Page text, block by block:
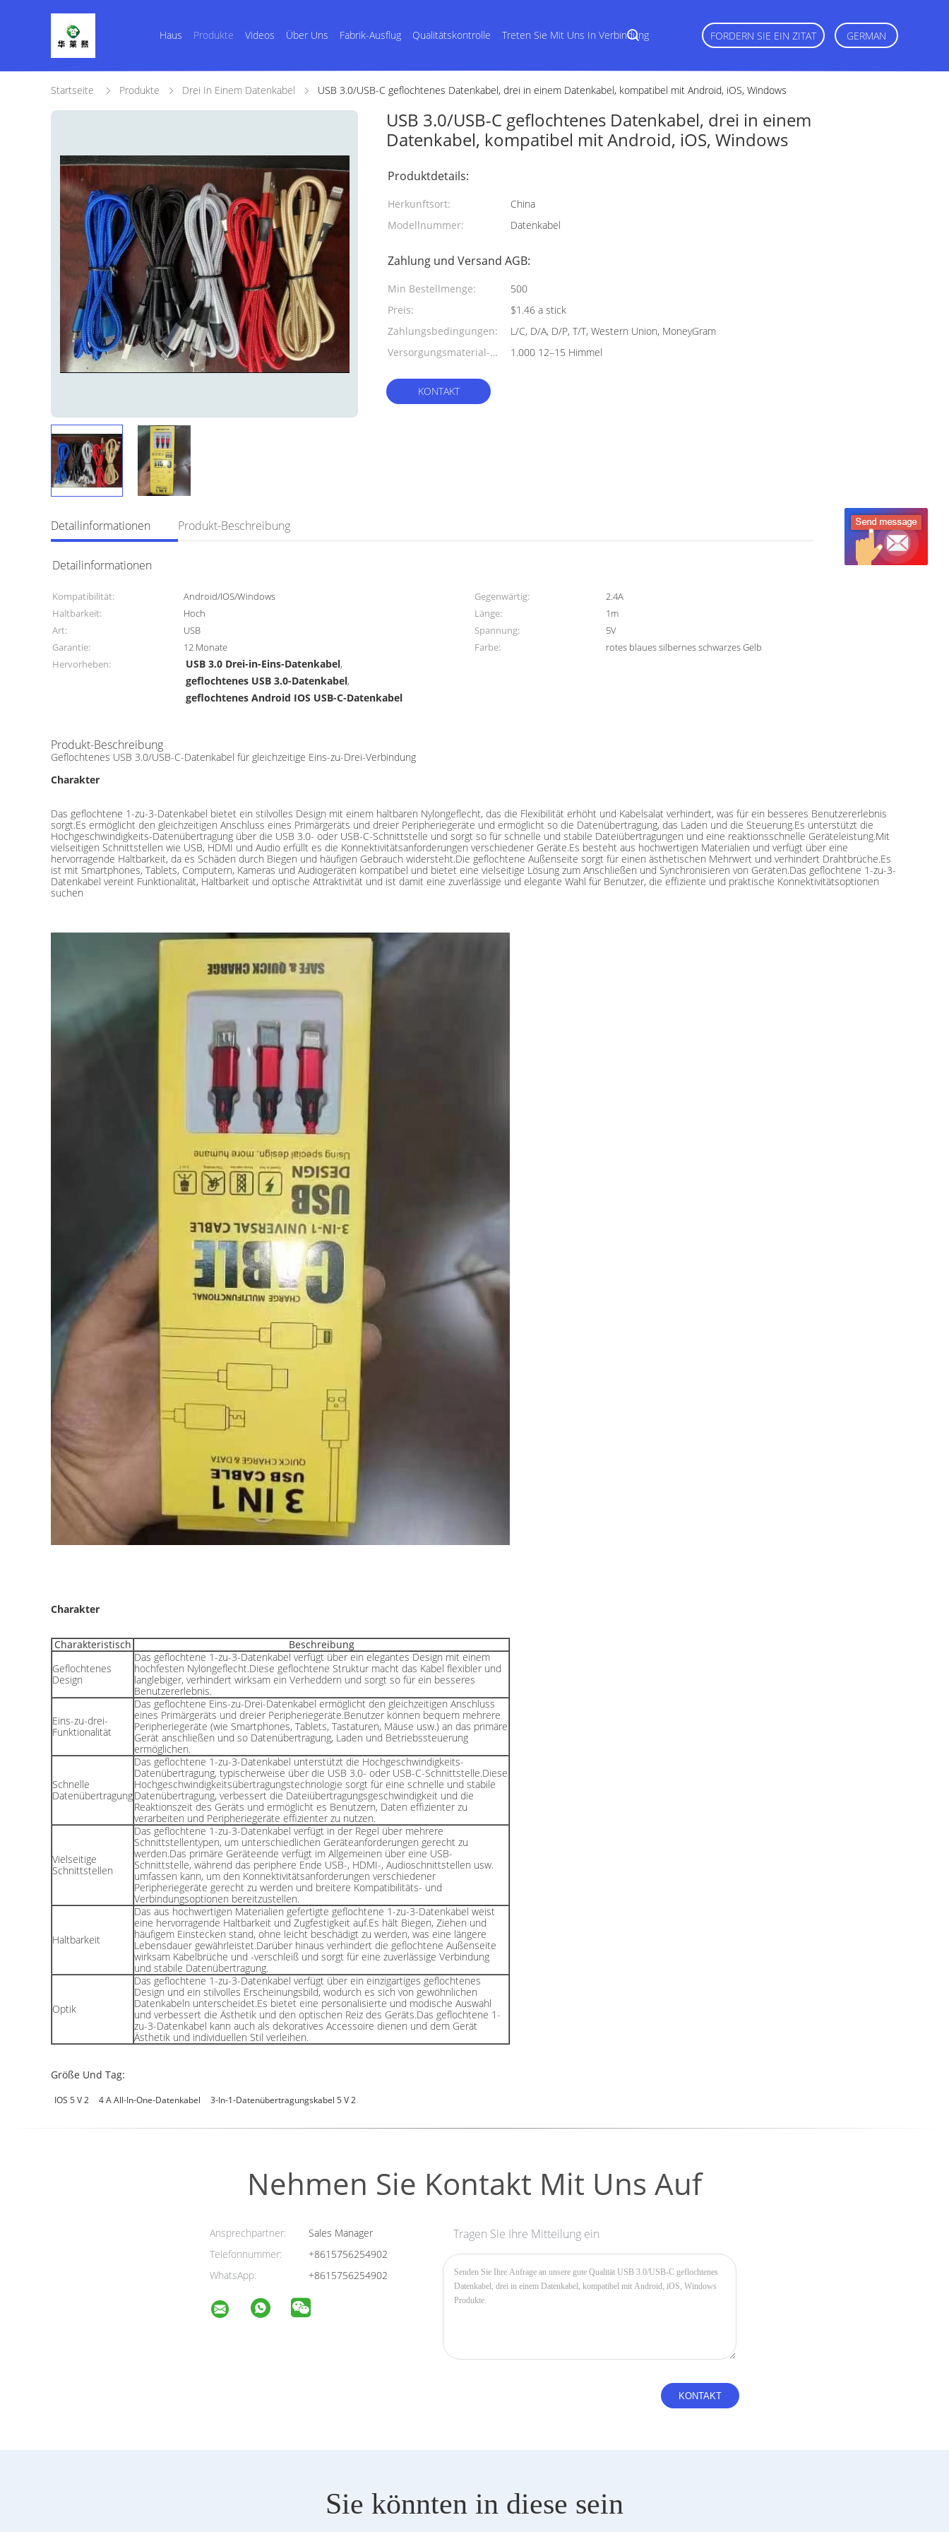
Haus Produkte Videos Über Uns Fabrik-Ausflug Qualitätskontrolle Treten Sie Mit Uns In Verbindung FORDERN SIE EIN ZITAT GERMAN
Startseite Produkte Drei In Einem Datenkabel USB 3.0/USB-C geflochtenes Datenkabel, drei in einem Datenkabel, kompatibel mit Android, iOS, Windows
USB 3.0/USB-C geflochtenes Datenkabel, drei in einem
Datenkabel, kompatibel mit Android, iOS, Windows
Produktdetails:
Herkunftsort:
China
Modellnummer:
Datenkabel
Zahlung und Versand AGB:
Min Bestellmenge:
500
Preis:
$1.46 a stick
Zahlungsbedingungen:
L/C, D/A, D/P, T/T, Western Union, MoneyGram
Versorgungsmaterial-
1.000 12–15 Himmel
KONTAKT
Detailinformationen Produkt-Beschreibung
Detailinformationen
Kompatibilität: Android/IOS/Windows Gegenwärtig:
2.4A
Haltbarkeit:
Hoch Länge:
1m
Art:
USB Spannung:
5V
Garantie:
12 Monate Farbe:
rotes blaues silbernes schwarzes Gelb
Hervorheben:
USB 3.0 Drei-in-Eins-Datenkabel,
geflochtenes USB 3.0-Datenkabel,
geflochtenes Android IOS USB-C-Datenkabel
Produkt-Beschreibung
Geflochtenes USB 3.0/USB-C-Datenkabel für gleichzeitige Eins-zu-Drei-Verbindung
Charakter
Das geflochtene 1-zu-3-Datenkabel bietet ein stilvolles Design mit einem haltbaren Nylongeflecht, das die Flexibilität erhöht und Kabelsalat verhindert, was für ein besseres Benutzererlebnis
sorgt.Es ermöglicht den gleichzeitigen Anschluss eines Primärgeräts und dreier Peripheriegeräte und ermöglicht so die Datenübertragung, das Laden und die Steuerung.Es unterstützt die
Hochgeschwindigkeits-Datenübertragung über die USB 3.0- oder USB-C-Schnittstelle und sorgt so für schnelle und stabile Dateiübertragungen und eine reaktionsschnelle Geräteleistung.Mit
vielseitigen Schnittstellen wie USB, HDMI und Audio erfüllt es die Konnektivitätsanforderungen verschiedener Geräte.Es besteht aus hochwertigen Materialien und verfügt über eine
hervorragende Haltbarkeit, da es Schäden durch Biegen und häufigen Gebrauch widersteht.Die geflochtene Außenseite sorgt für einen ästhetischen Mehrwert und verhindert Drahtbrüche.Es
ist mit Smartphones, Tablets, Computern, Kameras und Audiogeräten kompatibel und bietet eine vielseitige Lösung zum Anschließen und Synchronisieren von Geräten.Das geflochtene 1-zu-3-
Datenkabel vereint Funktionalität, Haltbarkeit und optische Attraktivität und ist damit eine zuverlässige und elegante Wahl für Benutzer, die effiziente und praktische Konnektivitätsoptionen
suchen
Charakter
Charakteristisch
Beschreibung
Geflochtenes
Design
Das geflochtene 1-zu-3-Datenkabel verfügt über ein elegantes Design mit einem
hochfesten Nylongeflecht.Diese geflochtene Struktur macht das Kabel flexibler und
langlebiger, verhindert wirksam ein Verheddern und sorgt so für ein besseres
Benutzererlebnis.
Eins-zu-drei-
Funktionalität
Das geflochtene Eins-zu-Drei-Datenkabel ermöglicht den gleichzeitigen Anschluss
eines Primärgeräts und dreier Peripheriegeräte.Benutzer können bequem mehrere
Peripheriegeräte (wie Smartphones, Tablets, Tastaturen, Mäuse usw.) an das primäre
Gerät anschließen und so Datenübertragung, Laden und Betriebssteuerung
ermöglichen.
Schnelle
Datenübertragung
Das geflochtene 1-zu-3-Datenkabel unterstützt die Hochgeschwindigkeits-
Datenübertragung, typischerweise über die USB 3.0- oder USB-C-Schnittstelle.Diese
Hochgeschwindigkeitsübertragungstechnologie sorgt für eine schnelle und stabile
Datenübertragung, verbessert die Dateiübertragungsgeschwindigkeit und die
Reaktionszeit des Geräts und ermöglicht es Benutzern, Daten effizienter zu
verarbeiten und Peripheriegeräte effizienter zu nutzen.
Vielseitige
Schnittstellen
Das geflochtene 1-zu-3-Datenkabel verfügt in der Regel über mehrere
Schnittstellentypen, um unterschiedlichen Geräteanforderungen gerecht zu
werden.Das primäre Geräteende verfügt im Allgemeinen über eine USB-
Schnittstelle, während das periphere Ende USB-, HDMI-, Audioschnittstellen usw.
umfassen kann, um den Konnektivitätsanforderungen verschiedener
Peripheriegeräte gerecht zu werden und breitere Kompatibilitäts- und
Verbindungsoptionen bereitzustellen.
Haltbarkeit
Das aus hochwertigen Materialien gefertigte geflochtene 1-zu-3-Datenkabel weist
eine hervorragende Haltbarkeit und Zugfestigkeit auf.Es hält Biegen, Ziehen und
häufigem Einstecken stand, ohne leicht beschädigt zu werden, was eine längere
Lebensdauer gewährleistet.Darüber hinaus verhindert die geflochtene Außenseite
wirksam Kabelbrüche und -verschleiß und sorgt für eine zuverlässige Verbindung
und stabile Datenübertragung.
Optik
Das geflochtene 1-zu-3-Datenkabel verfügt über ein einzigartiges geflochtenes
Design und ein stilvolles Erscheinungsbild, wodurch es sich von gewöhnlichen
Datenkabeln unterscheidet.Es bietet eine personalisierte und modische Auswahl
und verbessert die Ästhetik und den optischen Reiz des Geräts.Das geflochtene 1-
zu-3-Datenkabel kann auch als dekoratives Accessoire dienen und dem Gerät
Ästhetik und individuellen Stil verleihen.
Größe Und Tag:
IOS 5 V 2 4 A All-In-One-Datenkabel 3-In-1-Datenübertragungskabel 5 V 2
Nehmen Sie Kontakt Mit Uns Auf
Ansprechpartner:
Sales Manager
Telefonnummer:
+8615756254902
WhatsApp:
+8615756254902
Tragen Sie Ihre Mitteilung ein
Sie könnten in diese sein